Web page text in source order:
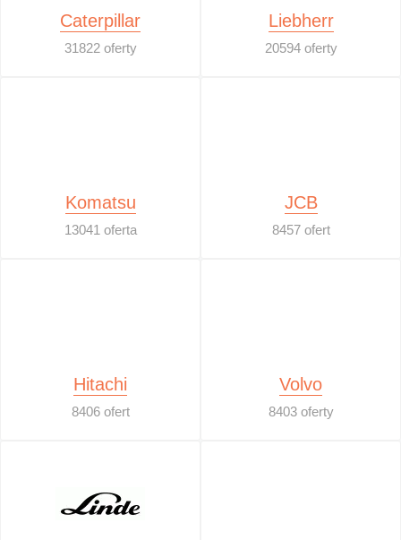
Caterpillar
31822 oferty
Liebherr
20594 oferty
Komatsu
13041 oferta
JCB
8457 ofert
Hitachi
8406 ofert
Volvo
8403 oferty